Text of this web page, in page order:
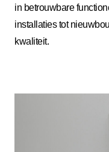
in betrouwbare
installaties tot
kwaliteit.